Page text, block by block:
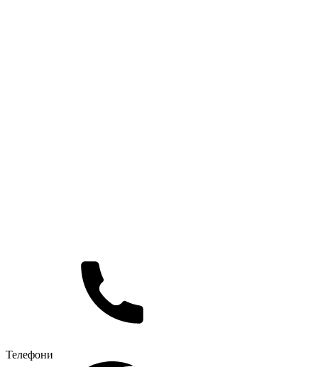
Телефони